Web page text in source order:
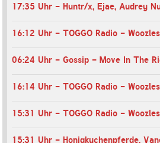
16:12 Uhr - TOGGO Radio -
06:24 Uhr - Gossip - Move In The
16:14 Uhr - TOGGO Radio -
15:31 Uhr - TOGGO Radio -